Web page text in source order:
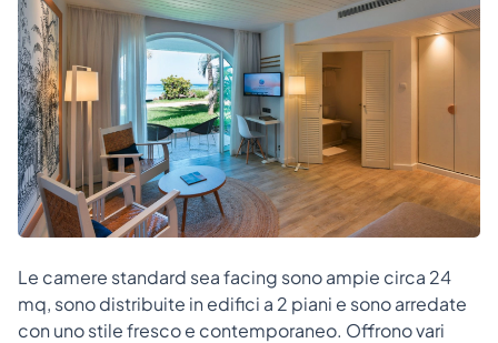
Le camere standard sea facing sono ampie circa 24
mq, sono distribuite in edifici a 2 piani e sono arredate
con uno stile fresco e contemporaneo. Offrono vari